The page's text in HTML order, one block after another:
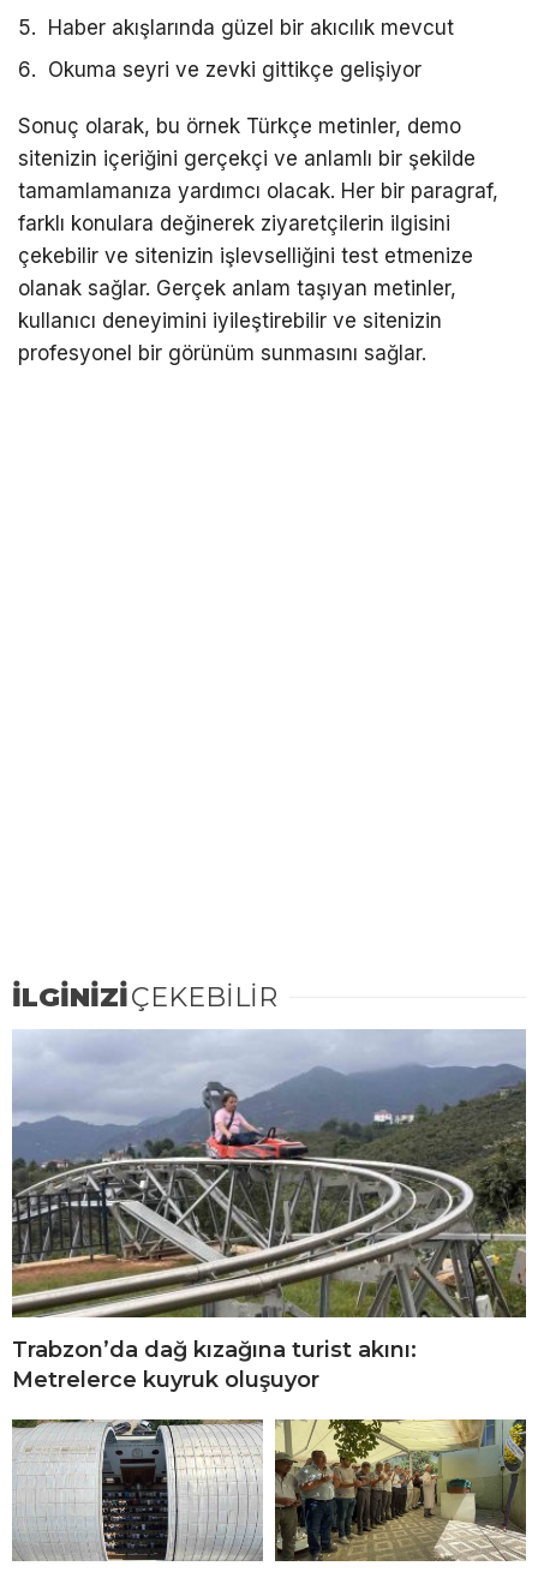
Haber akışlarında güzel bir akıcılık mevcut
Okuma seyri ve zevki gittikçe gelişiyor
Sonuç olarak, bu örnek Türkçe metinler, demo
sitenizin içeriğini gerçekçi ve anlamlı bir şekilde
tamamlamanıza yardımcı olacak. Her bir paragraf,
farklı konulara değinerek ziyaretçilerin ilgisini
çekebilir ve sitenizin işlevselliğini test etmenize
olanak sağlar. Gerçek anlam taşıyan metinler,
kullanıcı deneyimini iyileştirebilir ve sitenizin
profesyonel bir görünüm sunmasını sağlar.
İLGİNİZİÇEKEBİLİR
Trabzon’da dağ kızağına turist akını:
Metrelerce kuyruk oluşuyor